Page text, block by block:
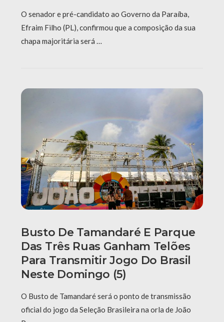
O senador e pré-candidato ao Governo da Paraíba,
Efraim Filho (PL), confirmou que a composição da sua
chapa majoritária será …
Busto De Tamandaré E Parque
Das Três Ruas Ganham Telões
Para Transmitir Jogo Do Brasil
Neste Domingo (5)
O Busto de Tamandaré será o ponto de transmissão
oficial do jogo da Seleção Brasileira na orla de João